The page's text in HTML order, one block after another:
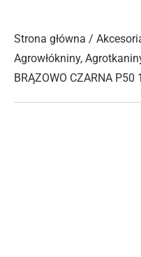
Strona główna /
Agrowłókniny,
BRĄZOWO CZARNA P50